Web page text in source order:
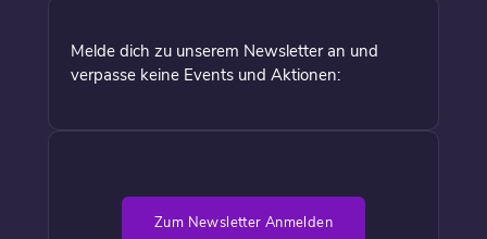
Melde dich zu unserem Newsletter an und
verpasse keine Events und Aktionen:
Zum Newsletter Anmelden